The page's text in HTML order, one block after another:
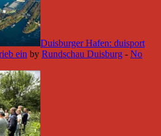
Duisburger Hafen: duisport
ein by Rundschau Duisburg - No